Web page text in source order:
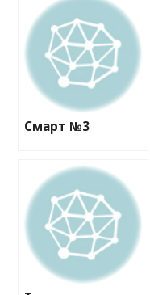
Смарт №3